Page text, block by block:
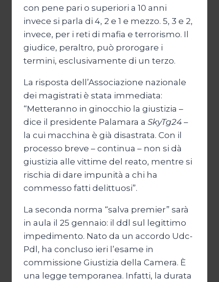
con pene pari o superiori a 10 anni
invece si parla di 4, 2 e 1 e mezzo. 5, 3 e 2,
invece, per i reti di mafia e terrorismo. Il
giudice, peraltro, può prorogare i
termini, esclusivamente di un terzo.
La risposta dell’Associazione nazionale
dei magistrati è stata immediata:
“Metteranno in ginocchio la giustizia –
dice il presidente Palamara a SkyTg24 –
la cui macchina è già disastrata. Con il
processo breve – continua – non si dà
giustizia alle vittime del reato, mentre si
rischia di dare impunità a chi ha
commesso fatti delittuosi”.
La seconda norma “salva premier” sarà
in aula il 25 gennaio: il ddl sul legittimo
impedimento. Nato da un accordo Udc-
Pdl, ha concluso ieri l’esame in
commissione Giustizia della Camera. È
una legge temporanea. Infatti, la durata